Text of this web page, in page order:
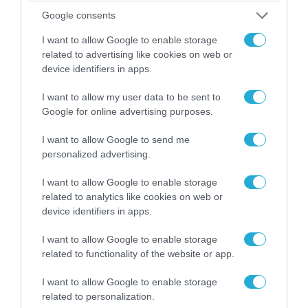
Google consents
I want to allow Google to enable storage
related to advertising like cookies on web or
device identifiers in apps.
I want to allow my user data to be sent to
Google for online advertising purposes.
I want to allow Google to send me
personalized advertising.
I want to allow Google to enable storage
related to analytics like cookies on web or
device identifiers in apps.
I want to allow Google to enable storage
related to functionality of the website or app.
I want to allow Google to enable storage
related to personalization.
ότι η Τεχνητή Νοημοσύνη μπορεί να
εμπιστοσύνης και δικαιότερης πρόσβασης
των πολιτών στις υπηρεσίες. Ο Πρόεδρος
της ΕΕΤΑΑ Α.Ε. κ. Δημήτρης Μαραβέλιας
αναφέρθηκε στην ανάγκη κατάρτισης του
ανθρώπινου δυναμικού των Δήμων στη χρήση
της Τεχνητής Νοημοσύνης και των
ψηφιακών τεχνολογιών, προτείνοντας τη
δημιουργία συγκεκριμένου πλαισίου
τεχνικής υποστήριξης για εργαζομένους και
αιρετούς. Ο κ. Νίκος Κανελλόπουλος, από τη
Δικηγορική Εταιρεία «Ν. Κανελλόπουλος –
Χαρά Ζέρβα», εστίασε στις προκλήσεις της
νέας ψηφιακής εποχής, με έμφαση στην